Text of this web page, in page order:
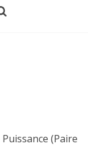
(Paire